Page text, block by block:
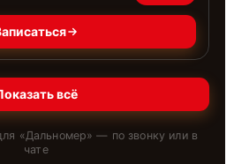
всё
«Дальномер» — по звонку или в
чате